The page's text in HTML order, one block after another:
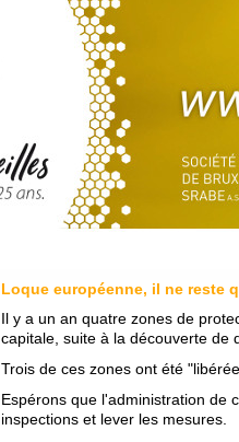
Loque européenne, il ne reste
Il y a un an quatre zones de
capitale, suite à la découverte de
Trois de ces zones ont été
Espérons que l'administration de
inspections et lever les mesures.